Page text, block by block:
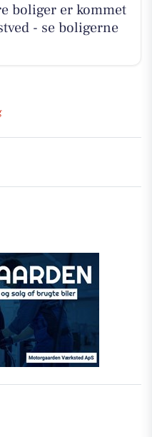
boliger er kommet
- se boligerne